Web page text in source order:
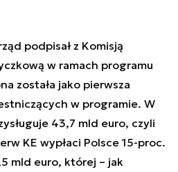
podpisał z Komisją
w ramach programu
została jako pierwsza
w programie. W
43,7 mld euro, czyli
KE wypłaci Polsce 15-proc.
mld euro, której – jak